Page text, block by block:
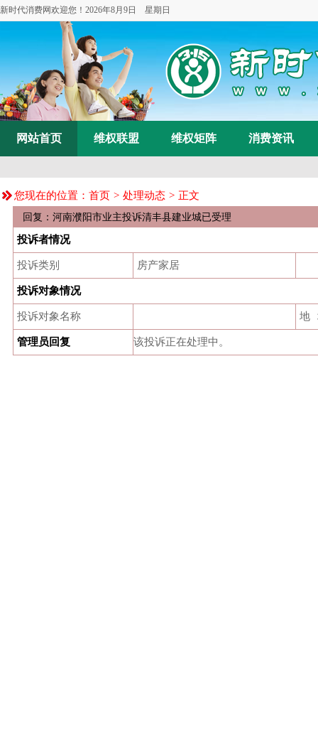
新时代消费网欢迎您！ 2026年8月9日 星期日
网站首页 维权联盟 维权矩阵 消费资讯
您现在的位置： 首页 > 处理动态 > 正文
回复：河南濮阳市业主投诉清丰县建业城已受理
投诉者情况
投诉类别 房产家居
投诉对象情况
投诉对象名称 地
管理员回复 该投诉正在处理中。